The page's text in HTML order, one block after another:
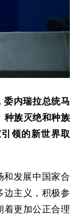
委内瑞拉总统马
种族灭绝和种族
领的新世界取
和发展中国家合
边主义，积极参
着更加公正合理